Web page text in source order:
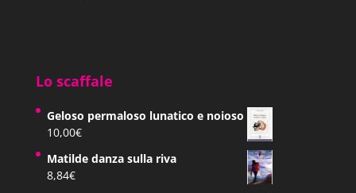
Lo scaffale
Geloso permaloso lunatico e noioso
10,00€
Matilde danza sulla riva
8,84€